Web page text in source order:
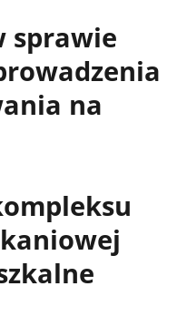
sprawie
na